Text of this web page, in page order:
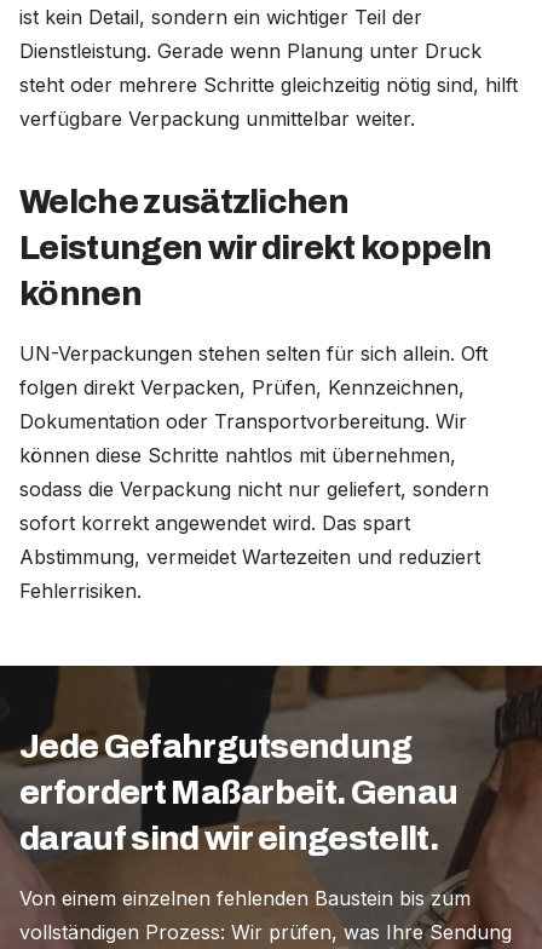
ist kein Detail, sondern ein wichtiger Teil der
Dienstleistung. Gerade wenn Planung unter Druck
steht oder mehrere Schritte gleichzeitig nötig sind, hilft
verfügbare Verpackung unmittelbar weiter.
Welche zusätzlichen
Leistungen wir direkt koppeln
können
UN-Verpackungen stehen selten für sich allein. Oft
folgen direkt Verpacken, Prüfen, Kennzeichnen,
Dokumentation oder Transportvorbereitung. Wir
können diese Schritte nahtlos mit übernehmen,
sodass die Verpackung nicht nur geliefert, sondern
sofort korrekt angewendet wird. Das spart
Abstimmung, vermeidet Wartezeiten und reduziert
Fehlerrisiken.
Jede Gefahrgutsendung
erfordert Maßarbeit. Genau
darauf sind wir eingestellt.
Von einem einzelnen fehlenden Baustein bis zum
vollständigen Prozess: Wir prüfen, was Ihre Sendung